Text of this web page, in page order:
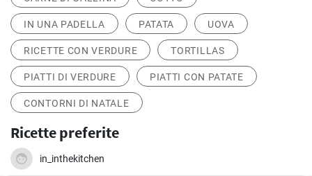
IN UNA PADELLA PATATA UOVA
RICETTE CON VERDURE TORTILLAS
PIATTI DI VERDURE PIATTI CON PATATE
CONTORNI DI NATALE
Ricette preferite
in_inthekitchen